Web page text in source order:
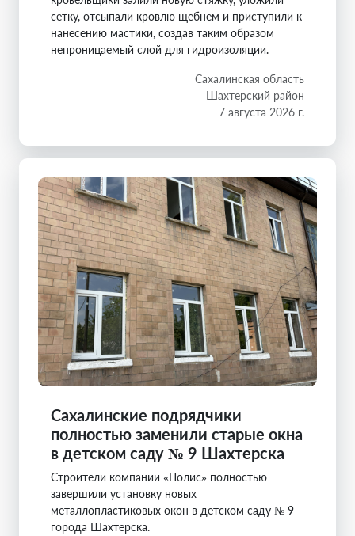
сетку, отсыпали кровлю щебнем и приступили к
нанесению мастики, создав таким образом
непроницаемый слой для гидроизоляции.
Сахалинская область
Шахтерский район
7 августа 2026 г.
Сахалинские подрядчики
полностью заменили старые окна
в детском саду № 9 Шахтерска
Строители компании «Полис» полностью
завершили установку новых
металлопластиковых окон в детском саду № 9
города Шахтерска.